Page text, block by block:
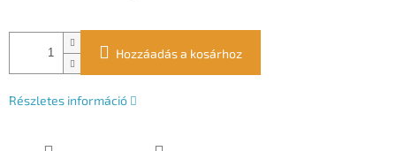
Hozzáadás a kosárhoz
Részletes információ